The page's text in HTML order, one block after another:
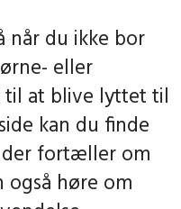
når du ikke bor
eller
til at blive lyttet til
kan du finde
fortæller om
også høre om